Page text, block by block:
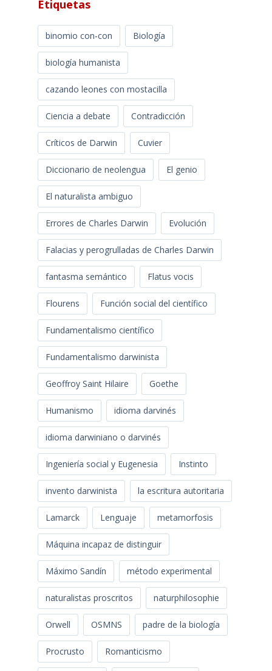
Etiquetas
binomio con-con Biología
biología humanista
cazando leones con mostacilla
Ciencia a debate Contradicción
Críticos de Darwin Cuvier
Diccionario de neolengua El genio
El naturalista ambiguo
Errores de Charles Darwin Evolución
Falacias y perogrulladas de Charles Darwin
fantasma semántico Flatus vocis
Flourens Función social del científico
Fundamentalismo científico
Fundamentalismo darwinista
Geoffroy Saint Hilaire Goethe
Humanismo idioma darvinés
idioma darwiniano o darvinés
Ingeniería social y Eugenesia Instinto
invento darwinista la escritura autoritaria
Lamarck Lenguaje metamorfosis
Máquina incapaz de distinguir
Máximo Sandín método experimental
naturalistas proscritos naturphilosophie
Orwell OSMNS padre de la biología
Procrusto Romanticismo